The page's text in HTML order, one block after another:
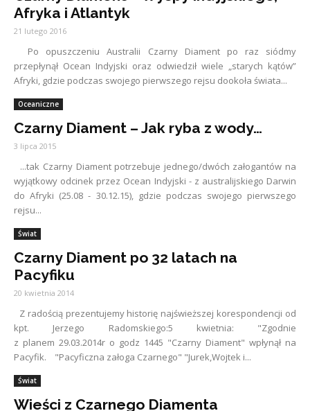
Afryka i Atlantyk
21 lutego 2016
Po opuszczeniu Australii Czarny Diament po raz siódmy
przepłynął Ocean Indyjski oraz odwiedził wiele „starych kątów”
Afryki, gdzie podczas swojego pierwszego rejsu dookoła świata...
Oceaniczne
Czarny Diament – Jak ryba z wody…
3 lipca 2015
...tak Czarny Diament potrzebuje jednego/dwóch załogantów na
wyjątkowy odcinek przez Ocean Indyjski - z australijskiego Darwin
do Afryki (25.08 - 30.12.15), gdzie podczas swojego pierwszego
rejsu...
Świat
Czarny Diament po 32 latach na
Pacyfiku
20 kwietnia 2014
Z radością prezentujemy historię najświeższej korespondencji od
kpt. Jerzego Radomskiego:5 kwietnia: "Zgodnie
z planem 29.03.2014r o godz 1445 "Czarny Diament" wpłynął na
Pacyfik. "Pacyficzna załoga Czarnego" "Jurek,Wojtek i...
Świat
Wieści z Czarnego Diamenta